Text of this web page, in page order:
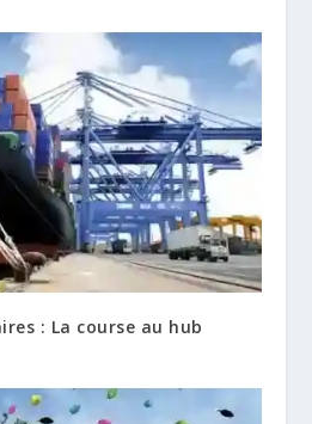
: La course au hub